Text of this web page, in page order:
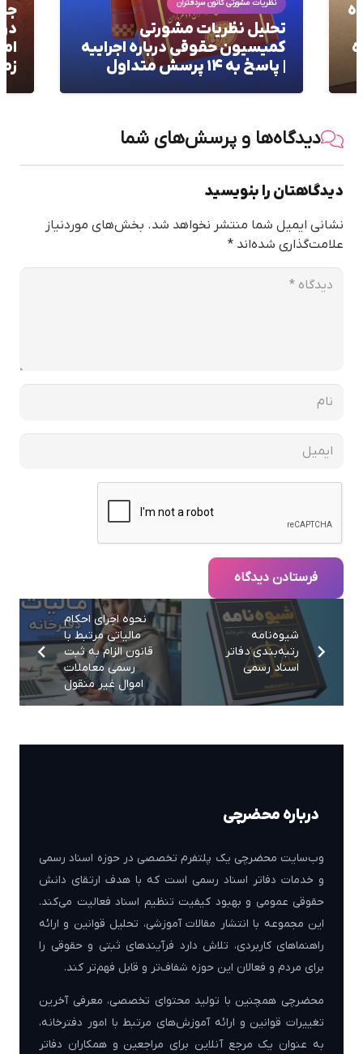
جایگاه دعوای استرداد عوضین
در قانون الزام به ثبت رسمی
اموال غیرمنقول: بدون مرور
زمان!
دیدگاه‌ها و پرسش‌های شما
دیدگاهتان را بنویسید
نشانی ایمیل شما منتشر نخواهد شد. بخش‌های موردنیاز
علامت‌گذاری شده‌اند *
فرستادن دیدگاه
نحوه اجرای احکام
مالیاتی مرتبط با
قانون الزام به ثبت
رسمی معاملات
اموال غیر منقول
شیوه‌نامه
رتبه‌بندی دفاتر
اسناد رسمی
درباره محضرچی
وب‌سایت محضرچی یک پلتفرم تخصصی در حوزه اسناد رسمی
و خدمات دفاتر اسناد رسمی است که با هدف ارتقای دانش
حقوقی عمومی و بهبود کیفیت تنظیم اسناد فعالیت می‌کند.
این مجموعه با انتشار مقالات آموزشی، تحلیل قوانین و ارائه
راهنماهای کاربردی، تلاش دارد فرآیندهای ثبتی و حقوقی را
برای مردم و فعالان این حوزه شفاف‌تر و قابل فهم‌تر کند.
محضرچی همچنین با تولید محتوای تخصصی، معرفی آخرین
تغییرات قوانین و ارائه آموزش‌های مرتبط با امور دفترخانه،
به عنوان یک مرجع آنلاین برای مراجعین و همکاران دفاتر